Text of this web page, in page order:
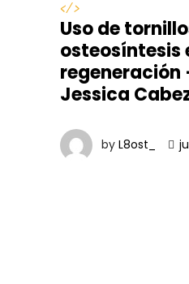
</>
Uso de
osteosíntesis
regeneración
Jessica
by L8ost_